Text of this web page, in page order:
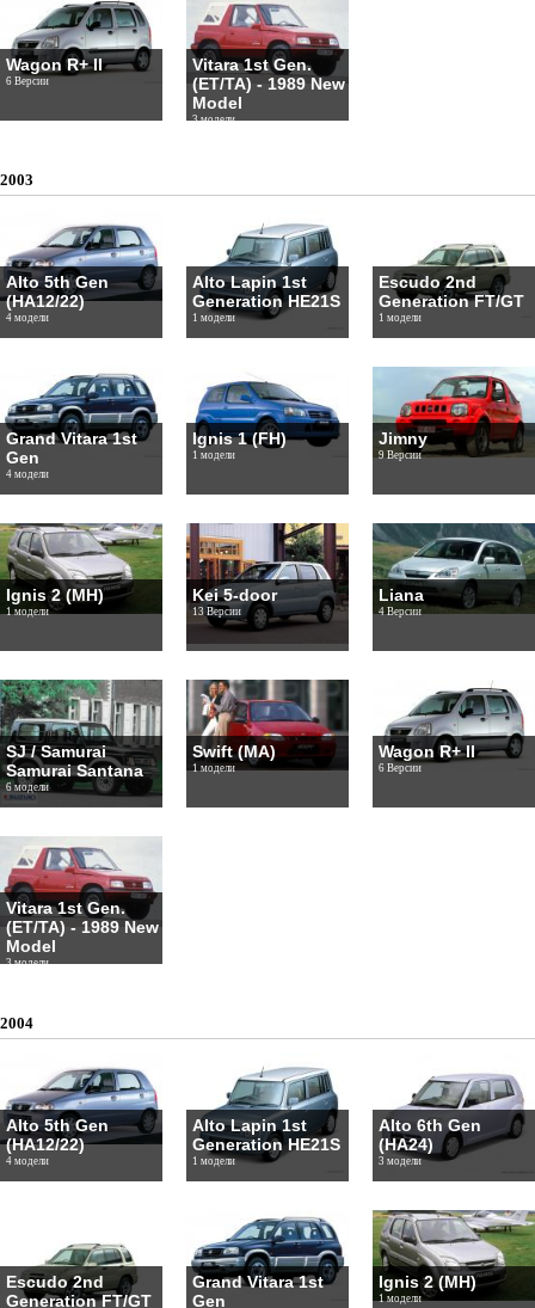
Wagon R+ II
6 Версии
Vitara 1st Gen.
(ET/TA) - 1989 New
Model
3 модели
2003
Alto 5th Gen
(HA12/22)
4 модели
Alto Lapin 1st
Generation HE21S
1 модели
Escudo 2nd
Generation FT/GT
1 модели
Grand Vitara 1st
Gen
4 модели
Ignis 1 (FH)
1 модели
Jimny
9 Версии
Ignis 2 (MH)
1 модели
Kei 5-door
13 Версии
Liana
4 Версии
SJ / Samurai
Samurai Santana
6 модели
Swift (MA)
1 модели
Wagon R+ II
6 Версии
Vitara 1st Gen.
(ET/TA) - 1989 New
Model
3 модели
2004
Alto 5th Gen
(HA12/22)
4 модели
Alto Lapin 1st
Generation HE21S
1 модели
Alto 6th Gen
(HA24)
3 модели
Escudo 2nd
Generation FT/GT
Grand Vitara 1st
Gen
Ignis 2 (MH)
1 модели